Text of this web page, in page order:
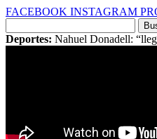
FACEBOOK INSTAGRAM
por:
Deportes: Nahuel Donadell: